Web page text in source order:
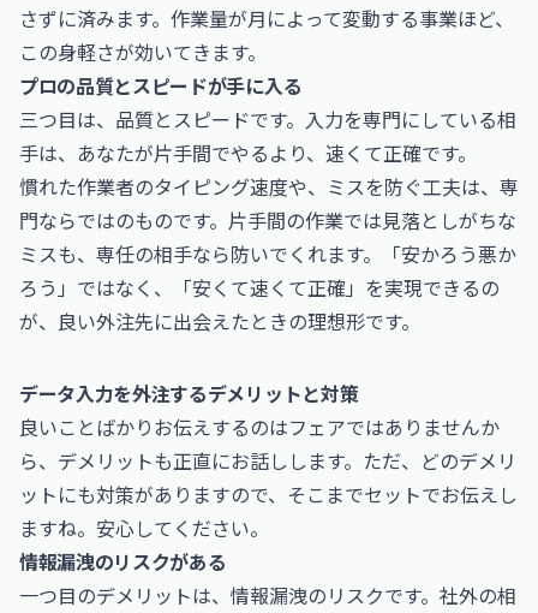
さずに済みます。作業量が月によって変動する事業ほど、
この身軽さが効いてきます。
プロの品質とスピードが手に入る
三つ目は、品質とスピードです。入力を専門にしている相
手は、あなたが片手間でやるより、速くて正確です。
慣れた作業者のタイピング速度や、ミスを防ぐ工夫は、専
門ならではのものです。片手間の作業では見落としがちな
ミスも、専任の相手なら防いでくれます。「安かろう悪か
ろう」ではなく、「安くて速くて正確」を実現できるの
が、良い外注先に出会えたときの理想形です。
データ入力を外注するデメリットと対策
良いことばかりお伝えするのはフェアではありませんか
ら、デメリットも正直にお話しします。ただ、どのデメリ
ットにも対策がありますので、そこまでセットでお伝えし
ますね。安心してください。
情報漏洩のリスクがある
一つ目のデメリットは、情報漏洩のリスクです。社外の相